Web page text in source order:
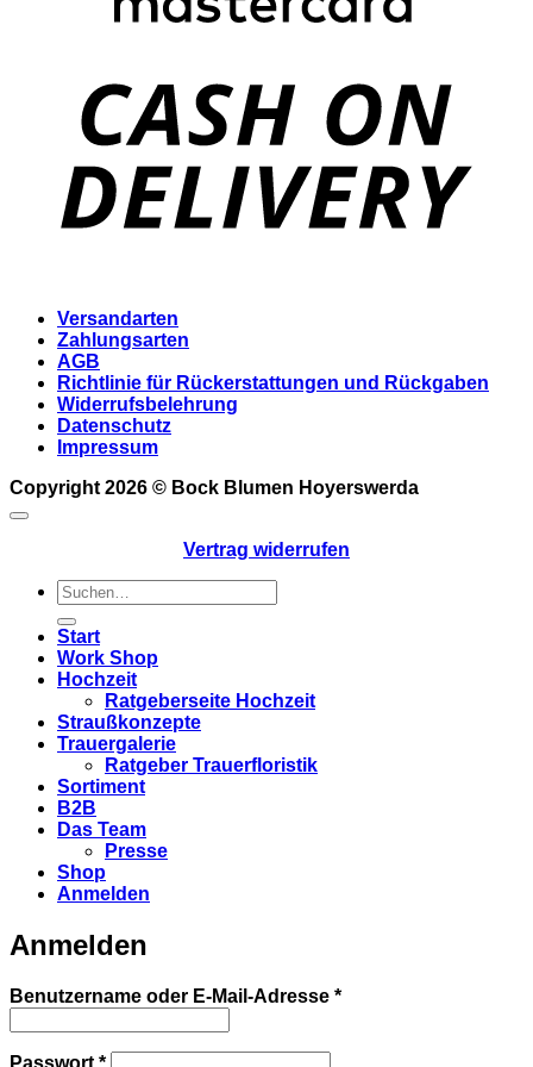
Versandarten
Zahlungsarten
AGB
Richtlinie für Rückerstattungen und Rückgaben
Widerrufsbelehrung
Datenschutz
Impressum
Copyright 2026 © Bock Blumen Hoyerswerda
Vertrag widerrufen
Suchen
nach:
Start
Work Shop
Hochzeit
Ratgeberseite Hochzeit
Straußkonzepte
Trauergalerie
Ratgeber Trauerfloristik
Sortiment
B2B
Das Team
Presse
Shop
Anmelden
Anmelden
Benutzername oder E-Mail-Adresse *Erforderlich
Passwort *Erforderlich